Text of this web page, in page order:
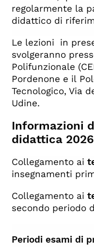
regolarmente la
didattico di
Le lezioni in
svolgeranno
Polifunzionale
Pordenone e il
Tecnologico, Via
Udine.
Informazioni
didattica
Collegamento ai
insegnamenti
Collegamento ai
secondo periodo
Periodi esami di